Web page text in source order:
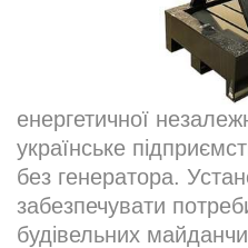
енергетичної
українське
без генератора.
забезпечувати
будівельних